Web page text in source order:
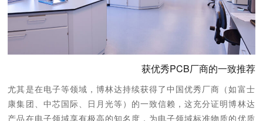
获优秀PCB厂商的一致推荐
尤其是在电子等领域，博林达持续获得了中国优秀厂商（如富士
康集团、中芯国际、日月光等）的一致信赖，这充分证明博林达
产品在电子领域享有极高的知名度，为电子领域标准物质的优质